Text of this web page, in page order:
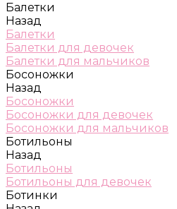
Балетки
Назад
Балетки
Балетки для девочек
Балетки для мальчиков
Босоножки
Назад
Босоножки
Босоножки для девочек
Босоножки для мальчиков
Ботильоны
Назад
Ботильоны
Ботильоны для девочек
Ботинки